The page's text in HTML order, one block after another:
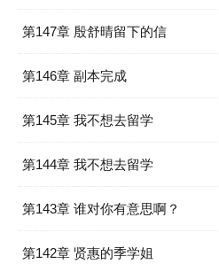
第147章 殷舒晴留下的信
第146章 副本完成
第145章 我不想去留学
第144章 我不想去留学
第143章 谁对你有意思啊？
第142章 贤惠的季学姐